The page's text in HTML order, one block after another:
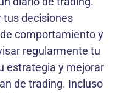
tus decisiones
comportamiento y
regularmente tu
estrategia y mejorar
de trading. Incluso